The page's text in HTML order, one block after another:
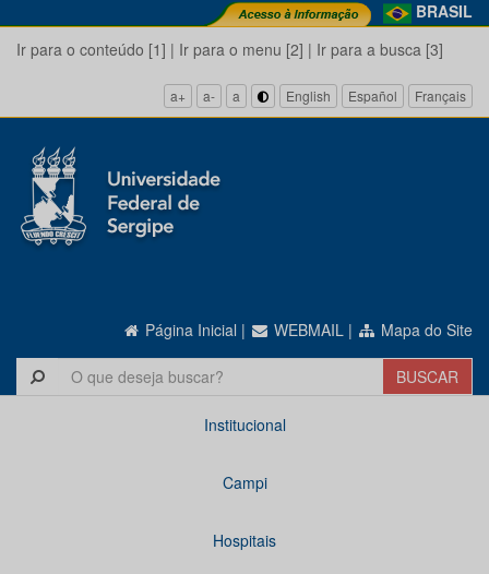
BRASIL
Ir para o conteúdo [1] | Ir para o menu [2] | Ir para a busca [3]
a+ a- a English Español Français
Página Inicial | WEBMAIL | Mapa do Site
Institucional
Campi
Hospitais